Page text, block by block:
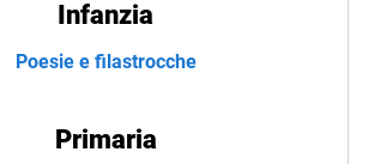
Infanzia
Poesie e filastrocche
Primaria